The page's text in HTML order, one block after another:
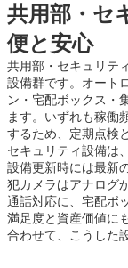
共用部・セ
便と安心
共用部・セキュリテ
設備群です。オート
ン・宅配ボックス・
ます。いずれも稼働
するため、定期点検
セキュリティ設備は
設備更新時には最新
犯カメラはアナログ
通話対応に、宅配ボ
満足度と資産価値に
合わせて、こうした